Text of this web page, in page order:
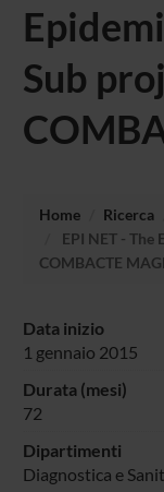
Sub
Home Ricerca
EPI NET -
COMBACTE
Data inizio
1 gennaio 2015
Durata (mesi)
72
Dipartimenti
Diagnostica e